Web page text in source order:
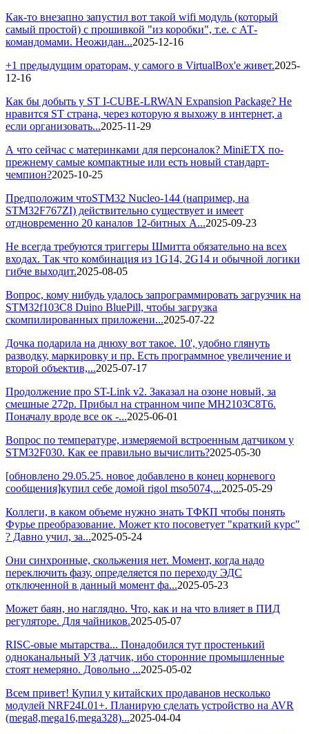
Как-то внезапно запустил вот такой wifi модуль (который
самый простой) с прошивкой "из коробки", т.е. с АТ-
командомами. Неожидан...2025-12-16
+1 предыдущим ораторам, у самого в VirtualBox'е живет.2025-
12-16
Как бы добыть у ST I-CUBE-LRWAN Expansion Package? Не
нравится ST страна, через которую я выхожу в интернет, а
если организовать...2025-11-29
А что сейчас с материнками для персоналок? MiniETX по-
прежнему самые компактные или есть новый стандарт-
чемпион?2025-10-25
Предположим чтоSTM32 Nucleo-144 (например, на
STM32F767ZI) действительно существует и имеет
отдновременно 20 каналов 12-битных А...2025-09-23
Не всегда требуются триггеры Шмитта обязательно на всех
входах. Так что комбинация из 1G14, 2G14 и обычной логики
гибче выходит.2025-08-05
Вопрос, кому нибудь удалось запрограммировать загрузчик на
STM32f103C8 Duino BluePill, чтобы загрузка
скомпилированных приложени...2025-07-22
Дочка подарила на днюху вот такое. 10', удобно глянуть
разводку, маркировку и пр. Есть программное увеличение и
второй объектив,...2025-07-17
Продолжение про ST-Link v2. Заказал на озоне новый, за
смешные 272р. Прибыл на странном чипе MH2103C8T6.
Поначалу вроде все ок -...2025-06-01
Вопрос по температуре, измеряемой встроенным датчиком у
STM32F030. Как ее правильно вычислить?2025-05-30
[обновлено 29.05.25. новое добавлено в конец корневого
сообщения]купил себе домой rigol mso5074,...2025-05-29
Коллеги, в каком объеме нужно знать ТФКП чтобы понять
Фурье преобразование. Может кто посоветует "краткий курс"
? Давно учил, за...2025-05-24
Они синхронные, скольжения нет. Момент, когда надо
переключить фазу, определяется по переходу ЭДС
отключенной в данный момент фа...2025-05-23
Может баян, но наглядно. Что, как и на что влияет в ПИД
регуляторе. Для чайников.2025-05-07
RISC-овые мытарства... Понадобился тут простенький
одноканальный УЗ датчик, ибо сторонние промышленные
стоят немеряно. Довольно ...2025-05-02
Всем привет! Купил у китайских продаванов несколько
модулей NRF24L01+. Планирую сделать устройство на AVR
(mega8,mega16,mega328)...2025-04-04